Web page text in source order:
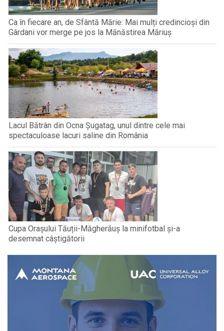
Ca în fiecare an, de Sfântă Mărie: Mai mulți credincioși din
Gârdani vor merge pe jos la Mănăstirea Măriuș
Lacul Bătrân din Ocna Șugatag, unul dintre cele mai
spectaculoase lacuri saline din România
Cupa Orașului Tăuții-Măgherăuș la minifotbal și-a
desemnat câștigătorii